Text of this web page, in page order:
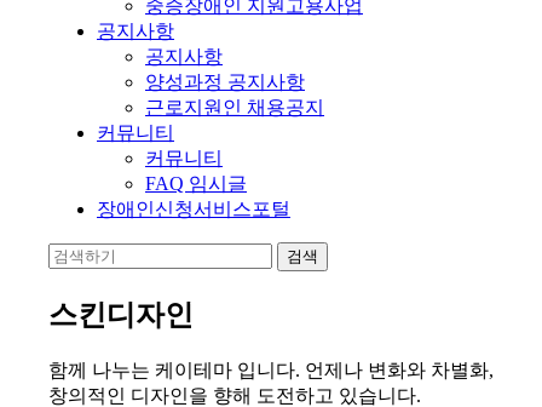
중증장애인 지원고용사업
공지사항
공지사항
양성과정 공지사항
근로지원인 채용공지
커뮤니티
커뮤니티
FAQ 임시글
장애인신청서비스포털
스킨디자인
함께 나누는 케이테마 입니다. 언제나 변화와 차별화,
창의적인 디자인을 향해 도전하고 있습니다.